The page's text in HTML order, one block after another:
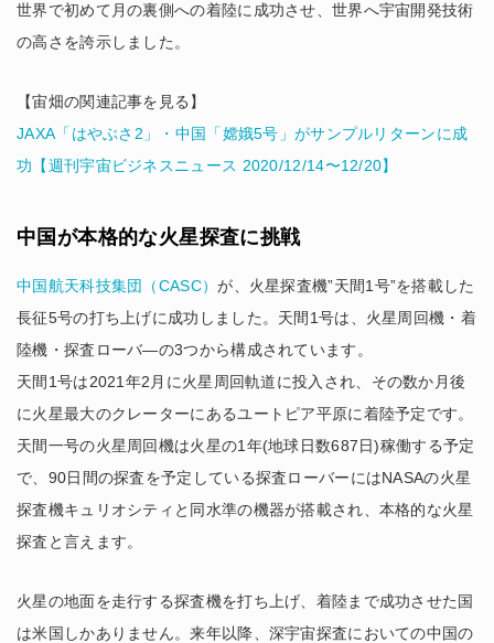
世界で初めて月の裏側への着陸に成功させ、世界へ宇宙開発技術
の高さを誇示しました。
【宙畑の関連記事を見る】
JAXA「はやぶさ2」・中国「嫦娥5号」がサンプルリターンに成
功【週刊宇宙ビジネスニュース 2020/12/14〜12/20】
中国が本格的な火星探査に挑戦
中国航天科技集団（CASC）が、火星探査機”天間1号”を搭載した
長征5号の打ち上げに成功しました。天間1号は、火星周回機・着
陸機・探査ローバ―の3つから構成されています。
天間1号は2021年2月に火星周回軌道に投入され、その数か月後
に火星最大のクレーターにあるユートピア平原に着陸予定です。
天間一号の火星周回機は火星の1年(地球日数687日)稼働する予定
で、90日間の探査を予定している探査ローバーにはNASAの火星
探査機キュリオシティと同水準の機器が搭載され、本格的な火星
探査と言えます。
火星の地面を走行する探査機を打ち上げ、着陸まで成功させた国
は米国しかありません。来年以降、深宇宙探査においての中国の